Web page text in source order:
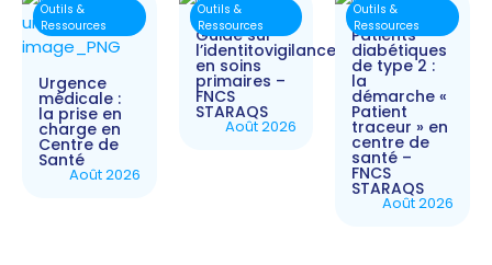
Urgence
médicale :
la prise en
charge en
Centre de
Santé
Août 2026
Outils &
Ressources
Guide sur
l’identitovigilance
en soins
primaires –
FNCS
STARAQS
Août 2026
Outils &
Ressources
Patients
diabétiques
de type 2 :
la
démarche «
Patient
traceur » en
centre de
santé –
FNCS
STARAQS
Août 2026
Outils &
Ressources